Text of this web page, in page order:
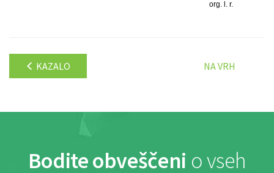
org. l. r.
KAZALO NA VRH
Bodite obveščeni o vseh